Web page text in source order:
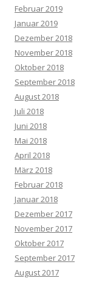
Februar 2019
Januar 2019
Dezember 2018
November 2018
Oktober 2018
September 2018
August 2018
Juli 2018
Juni 2018
Mai 2018
April 2018
März 2018
Februar 2018
Januar 2018
Dezember 2017
November 2017
Oktober 2017
September 2017
August 2017